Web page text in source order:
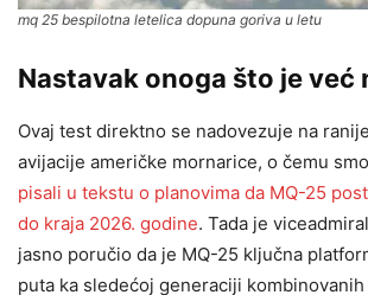
mq 25 bespilotna letelica dopuna goriva u letu
Nastavak onoga što je već
Ovaj test direktno se nadovezuje na
avijacije američke mornarice, o čemu smo
pisali u tekstu o planovima da MQ-25
do kraja 2026. godine. Tada je
jasno poručio da je MQ-25 ključna
puta ka sledećoj generaciji